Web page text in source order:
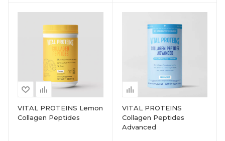
VITAL PROTEINS Lemon
Collagen Peptides
VITAL PROTEINS
Collagen Peptides
Advanced